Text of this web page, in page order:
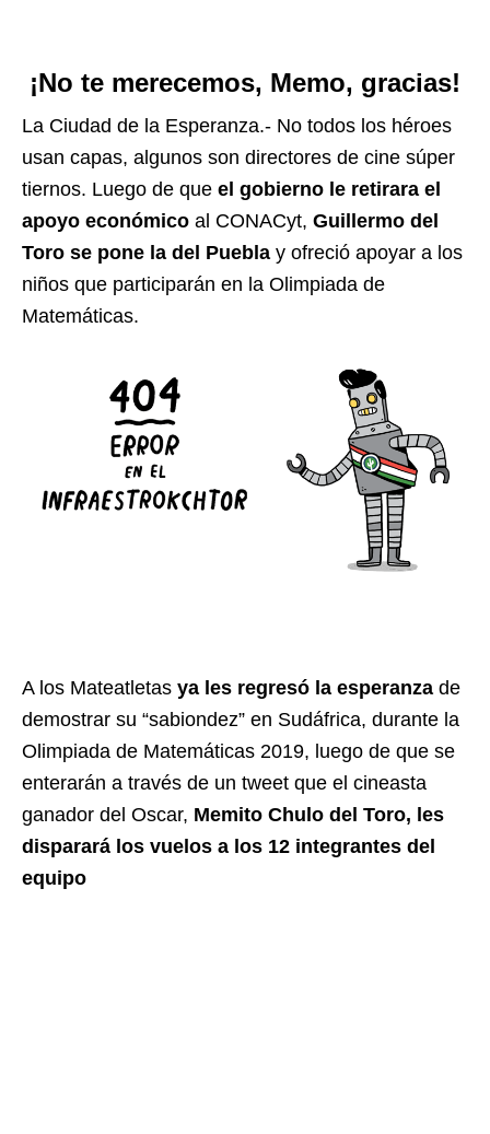
¡No te merecemos, Memo, gracias!
La Ciudad de la Esperanza.- No todos los héroes
usan capas, algunos son directores de cine súper
tiernos. Luego de que el gobierno le retirara el
apoyo económico al CONACyt, Guillermo del
Toro se pone la del Puebla y ofreció apoyar a los
niños que participarán en la Olimpiada de
Matemáticas.
A los Mateatletas ya les regresó la esperanza de
demostrar su “sabiondez” en Sudáfrica, durante la
Olimpiada de Matemáticas 2019, luego de que se
enterarán a través de un tweet que el cineasta
ganador del Oscar, Memito Chulo del Toro, les
disparará los vuelos a los 12 integrantes del
equipo